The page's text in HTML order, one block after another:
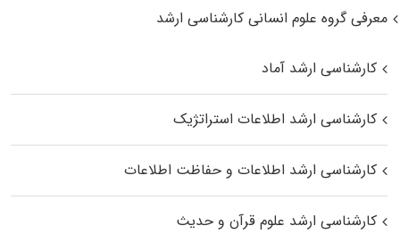
معرفی گروه علوم انسانی کارشناسی ارشد
کارشناسی ارشد آماد
کارشناسی ارشد اطلاعات استراتژیک
کارشناسی ارشد اطلاعات و حفاظت اطلاعات
کارشناسی ارشد علوم قرآن و حدیث